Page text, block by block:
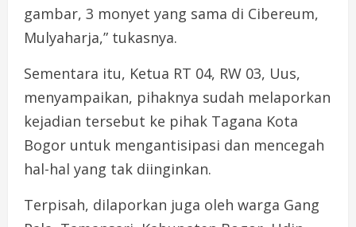
gambar, 3 monyet yang sama di Cibereum,
Mulyaharja,” tukasnya.
Sementara itu, Ketua RT 04, RW 03, Uus,
menyampaikan, pihaknya sudah melaporkan
kejadian tersebut ke pihak Tagana Kota
Bogor untuk mengantisipasi dan mencegah
hal-hal yang tak diinginkan.
Terpisah, dilaporkan juga oleh warga Gang